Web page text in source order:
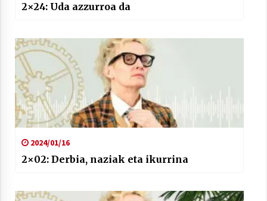
Arrosaren laburpen bideoa Hamaika
2021/06/30
2×24: Uda azzurroa da
2024/01/16
2×02: Derbia, naziak eta ikurrina